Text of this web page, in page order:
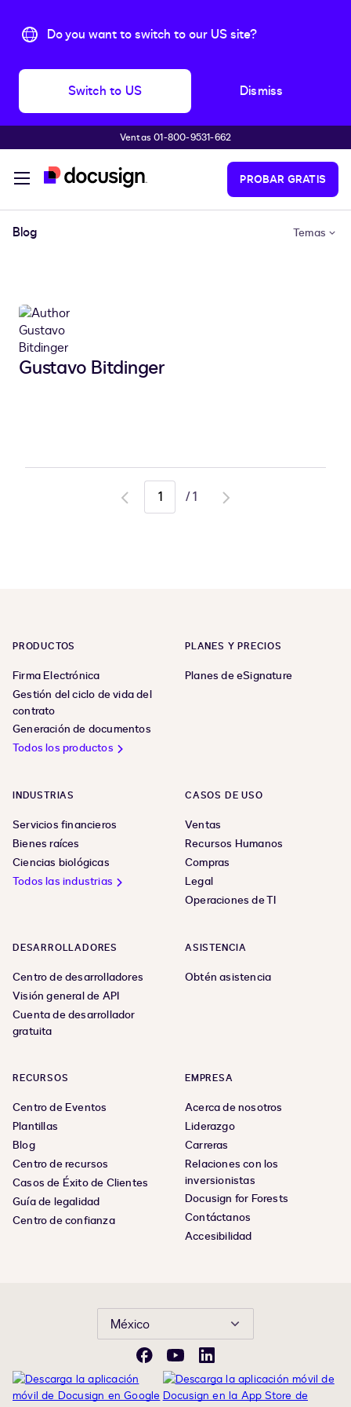
Do you want to switch to our US site?
Switch to US Dismiss
Accede al contenido principalVentas 01-800-9531-662
PROBAR GRATIS
Blog Temas
Gustavo Bitdinger
Go
/1
Go
PRODUCTOS
Firma Electrónica
Gestión del ciclo de vida del
contrato
Generación de documentos
Todos los productos
PLANES Y PRECIOS
Planes de eSignature
INDUSTRIAS
Servicios financieros
Bienes raíces
Ciencias biológicas
Todos las industrias
CASOS DE USO
Ventas
Recursos Humanos
Compras
Legal
Operaciones de TI
DESARROLLADORES
Centro de desarrolladores
Visión general de API
Cuenta de desarrollador
gratuita
ASISTENCIA
Obtén asistencia
RECURSOS
Centro de Eventos
Plantillas
Blog
Centro de recursos
Casos de Éxito de Clientes
Guía de legalidad
Centro de confianza
EMPRESA
Acerca de nosotros
Liderazgo
Carreras
Relaciones con los
inversionistas
Docusign for Forests
Contáctanos
Accesibilidad
México
FacebookYouTubeLinkedIn